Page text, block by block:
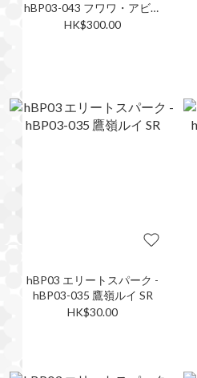
hBP03-043 フワワ・アビス
ガード UR
HK$300.00
hBP03 エリートスパーク -
hBP03-035 鷹嶺ルイ SR
HK$30.00